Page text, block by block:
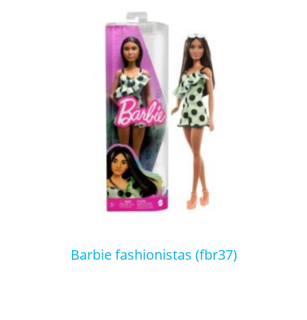
barbie fashionistas (fbr37)